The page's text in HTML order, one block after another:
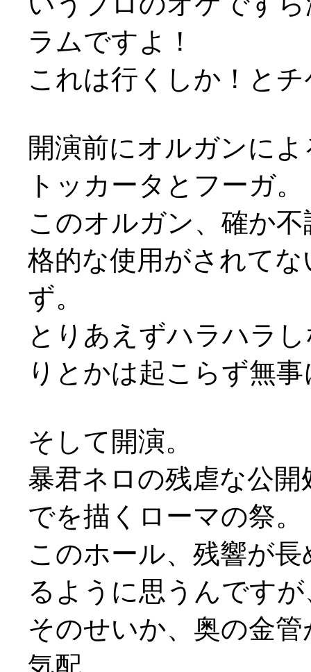
ラムですよ！
これは行くしか！と
開演前にオルガンに
トッカータとフーガ。
このオルガン、確か
格的な使用がされて
ず。
とりあえずハラハラ
りとかは起こらず無
そして開演。
暴君ネロの残虐な公
でを描くローマの祭。
このホール、残響が
るように思うんですが
そのせいか、奥の金